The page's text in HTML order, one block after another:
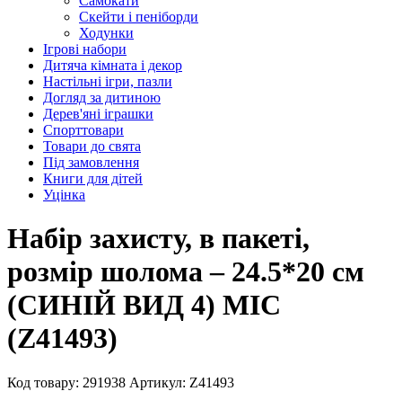
Скейти і пеніборди
Ходунки
Ігрові набори
Дитяча кімната і декор
Настільні ігри, пазли
Догляд за дитиною
Дерев'яні іграшки
Спорттовари
Товари до свята
Під замовлення
Книги для дітей
Уцінка
Набiр захисту, в пакеті,
розмір шолома – 24.5*20 см
(СИНІЙ ВИД 4) МІС
(Z41493)
Код товару: 291938 Артикул: Z41493